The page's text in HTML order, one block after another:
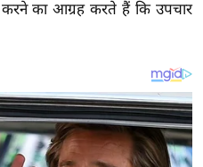
करने का आग्रह करते हैं कि उपचार